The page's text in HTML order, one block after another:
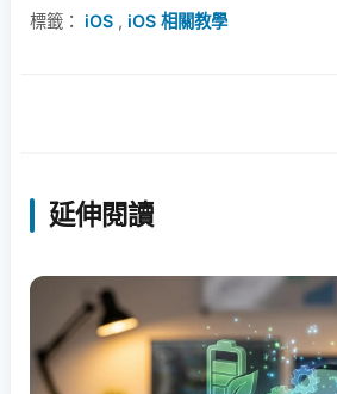
標籤： iOS , iOS 相關教學
延伸閱讀